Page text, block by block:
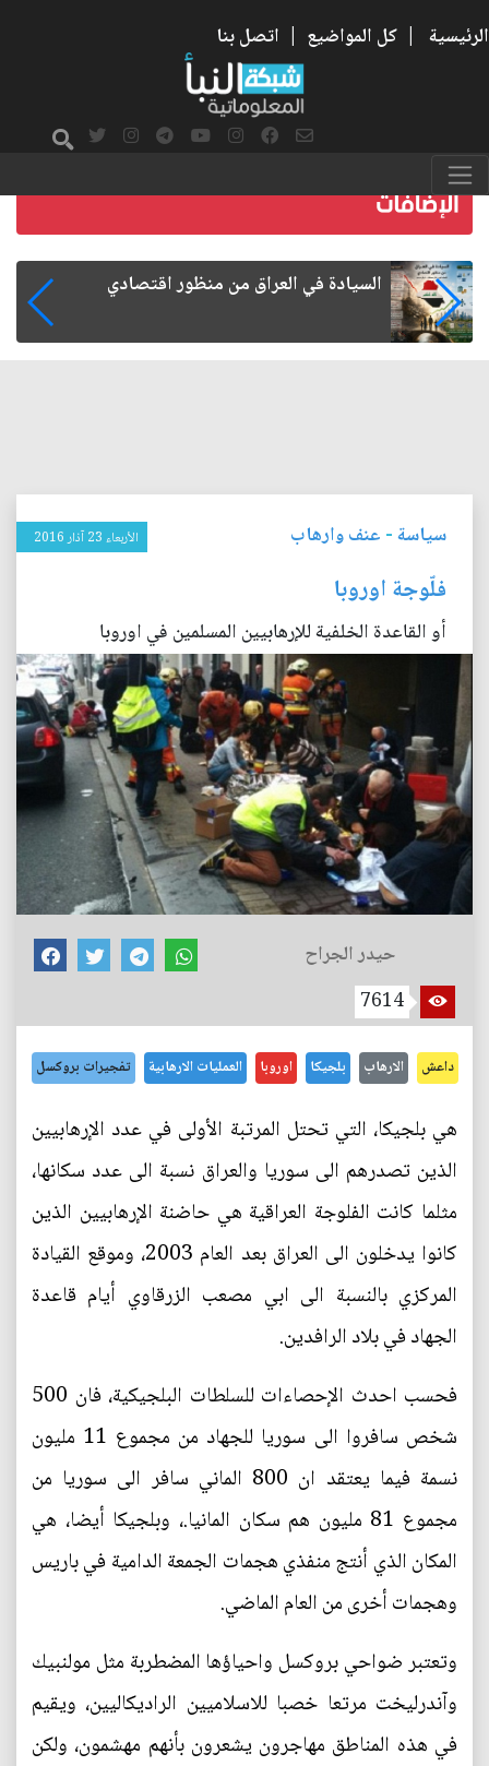
الرئيسية | كل المواضيع | اتصل بنا
ما بعد الأربعين.. كيف اتسعت الزيارة من هويتها
سياسة- عنف وارهاب الأربعاء 23 آذار 2016
فلّوجة اوروبا
أو القاعدة الخلفية للإرهابيين المسلمين في اوروبا
حيدر الجراح
7614
داعش الارهاب بلجيكا اوروبا العمليات الارهابية تفجيرات بروكسل
هي بلجيكا، التي تحتل المرتبة الأولى في عدد الإرهابيين
الذين تصدرهم الى سوريا والعراق نسبة الى عدد سكانها،
مثلما كانت الفلوجة العراقية هي حاضنة الإرهابيين الذين
كانوا يدخلون الى العراق بعد العام 2003، وموقع القيادة
المركزي بالنسبة الى ابي مصعب الزرقاوي أيام قاعدة
الجهاد في بلاد الرافدين.
فحسب احدث الإحصاءات للسلطات البلجيكية، فان 500
شخص سافروا الى سوريا للجهاد من مجموع 11 مليون
نسمة فيما يعتقد ان 800 الماني سافر الى سوريا من
مجموع 81 مليون هم سكان المانيا.، وبلجيكا أيضا، هي
المكان الذي أنتج منفذي هجمات الجمعة الدامية في باريس
وهجمات أخرى من العام الماضي.
وتعتبر ضواحي بروكسل واحياؤها المضطربة مثل مولنبيك
وآندرليخت مرتعا خصبا للاسلاميين الراديكاليين، ويقيم
في هذه المناطق مهاجرون يشعرون بأنهم مهشمون، ولكن